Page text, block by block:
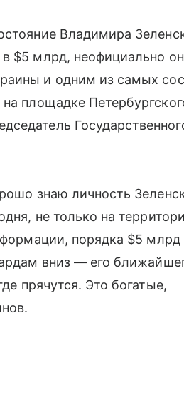
Владимира
$5 млрд, неофициально он
и одним из самых
площадке
знаю личность
не только на
порядка $5 млрд
вниз — его
прячутся. Это богатые,